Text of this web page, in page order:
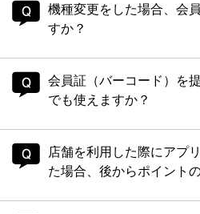
機種変更をした場合、会
すか？
会員証（バーコード）を
でも使えますか？
店舗を利用した際にアプ
た場合、後からポイント